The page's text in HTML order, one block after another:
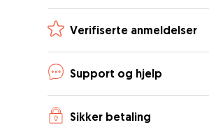
Verifiserte anmeldelser
Support og hjelp
Sikker betaling